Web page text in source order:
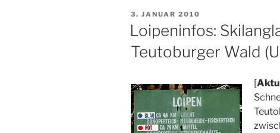
Brocken-
Challenge
2010“
VERÖFFENTLICHT
AM
3. JANUAR 2010
Loipeninfos:
Teutoburger Wald
[